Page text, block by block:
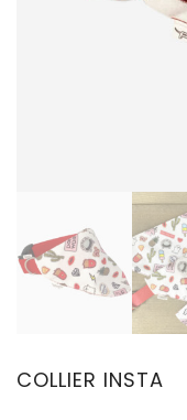
COLLIER INSTA